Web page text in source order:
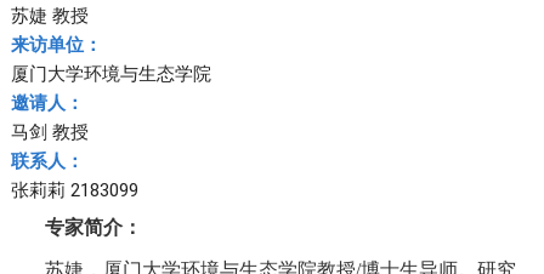
苏婕 教授
来访单位：
厦门大学环境与生态学院
邀请人：
马剑 教授
联系人：
张莉莉 2183099
专家简介：